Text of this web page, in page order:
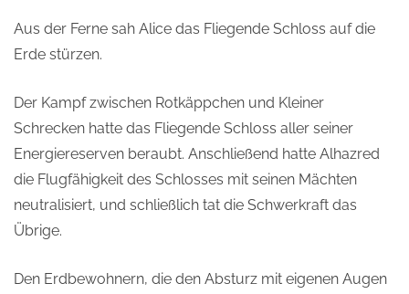
Aus der Ferne sah Alice das Fliegende Schloss auf die
Erde stürzen.
Der Kampf zwischen Rotkäppchen und Kleiner
Schrecken hatte das Fliegende Schloss aller seiner
Energiereserven beraubt. Anschließend hatte Alhazred
die Flugfähigkeit des Schlosses mit seinen Mächten
neutralisiert, und schließlich tat die Schwerkraft das
Übrige.
Den Erdbewohnern, die den Absturz mit eigenen Augen